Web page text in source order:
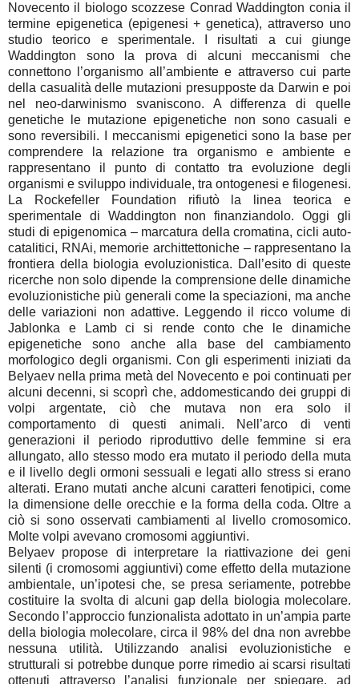
Novecento il biologo scozzese Conrad Waddington conia il
termine epigenetica (epigenesi + genetica), attraverso uno
studio teorico e sperimentale. I risultati a cui giunge
Waddington sono la prova di alcuni meccanismi che
connettono l’organismo all’ambiente e attraverso cui parte
della casualità delle mutazioni presupposte da Darwin e poi
nel neo-darwinismo svaniscono. A differenza di quelle
genetiche le mutazione epigenetiche non sono casuali e
sono reversibili. I meccanismi epigenetici sono la base per
comprendere la relazione tra organismo e ambiente e
rappresentano il punto di contatto tra evoluzione degli
organismi e sviluppo individuale, tra ontogenesi e filogenesi.
La Rockefeller Foundation rifiutò la linea teorica e
sperimentale di Waddington non finanziandolo. Oggi gli
studi di epigenomica – marcatura della cromatina, cicli auto-
catalitici, RNAi, memorie archittettoniche – rappresentano la
frontiera della biologia evoluzionistica. Dall’esito di queste
ricerche non solo dipende la comprensione delle dinamiche
evoluzionistiche più generali come la speciazioni, ma anche
delle variazioni non adattive. Leggendo il ricco volume di
Jablonka e Lamb ci si rende conto che le dinamiche
epigenetiche sono anche alla base del cambiamento
morfologico degli organismi. Con gli esperimenti iniziati da
Belyaev nella prima metà del Novecento e poi continuati per
alcuni decenni, si scoprì che, addomesticando dei gruppi di
volpi argentate, ciò che mutava non era solo il
comportamento di questi animali. Nell’arco di venti
generazioni il periodo riproduttivo delle femmine si era
allungato, allo stesso modo era mutato il periodo della muta
e il livello degli ormoni sessuali e legati allo stress si erano
alterati. Erano mutati anche alcuni caratteri fenotipici, come
la dimensione delle orecchie e la forma della coda. Oltre a
ciò si sono osservati cambiamenti al livello cromosomico.
Molte volpi avevano cromosomi aggiuntivi.
Belyaev propose di interpretare la riattivazione dei geni
silenti (i cromosomi aggiuntivi) come effetto della mutazione
ambientale, un’ipotesi che, se presa seriamente, potrebbe
costituire la svolta di alcuni gap della biologia molecolare.
Secondo l’approccio funzionalista adottato in un’ampia parte
della biologia molecolare, circa il 98% del dna non avrebbe
nessuna utilità. Utilizzando analisi evoluzionistiche e
strutturali si potrebbe dunque porre rimedio ai scarsi risultati
ottenuti attraverso l’analisi funzionale per spiegare, ad